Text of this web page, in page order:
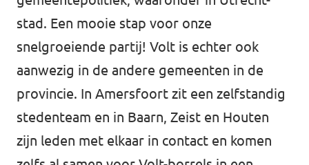
Volt Soest
Volt Utrecht (Stad)
Volt Woerden
Volt Zeist
Volt Nederland
Vacatures
Volt Amersfoort
Volt Baarn
stad. Een mooie stap voor onze
snelgroeiende partij! Volt is echter ook
aanwezig in de andere gemeenten in de
provincie. In Amersfoort zit een zelfstandig
stedenteam en in Baarn, Zeist en Houten
zijn leden met elkaar in contact en komen